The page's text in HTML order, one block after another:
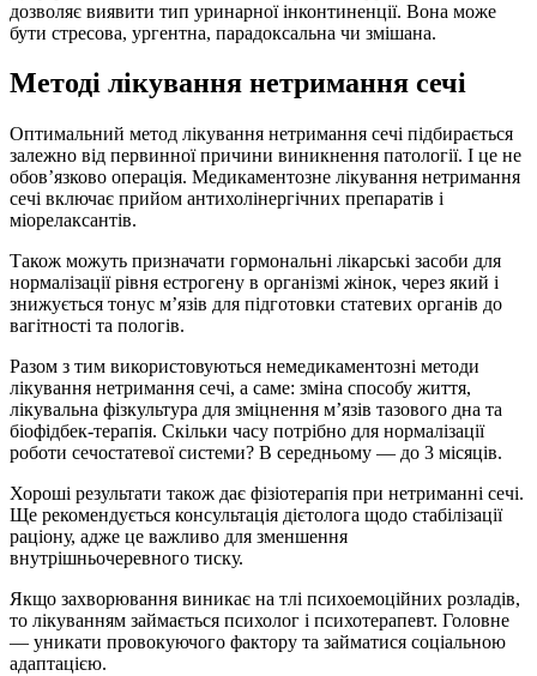
дозволяє виявити тип уринарної інконтиненції. Вона може
бути стресова, ургентна, парадоксальна чи змішана.
Методі лікування нетримання сечі
Оптимальний метод лікування нетримання сечі підбирається
залежно від первинної причини виникнення патології. І це не
обов’язково операція. Медикаментозне лікування нетримання
сечі включає прийом антихолінергічних препаратів і
міорелаксантів.
Також можуть призначати гормональні лікарські засоби для
нормалізації рівня естрогену в організмі жінок, через який і
знижується тонус м’язів для підготовки статевих органів до
вагітності та пологів.
Разом з тим використовуються немедикаментозні методи
лікування нетримання сечі, а саме: зміна способу життя,
лікувальна фізкультура для зміцнення м’язів тазового дна та
біофідбек-терапія. Скільки часу потрібно для нормалізації
роботи сечостатевої системи? В середньому — до 3 місяців.
Хороші результати також дає фізіотерапія при нетриманні сечі.
Ще рекомендується консультація дієтолога щодо стабілізації
раціону, адже це важливо для зменшення
внутрішньочеревного тиску.
Якщо захворювання виникає на тлі психоемоційних розладів,
то лікуванням займається психолог і психотерапевт. Головне
— уникати провокуючого фактору та займатися соціальною
адаптацією.